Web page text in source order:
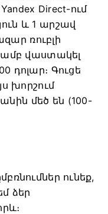
Direct-ում
և 1 արշավ
ռուբլի
վաստակել
դոլար։ Գուցե
խորշում
մեծ են (100-
ունեք,
ձեր